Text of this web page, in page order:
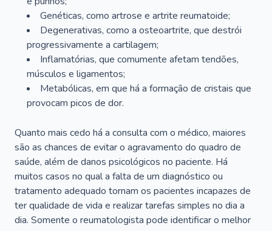
Genéticas, como artrose e artrite reumatoide;
Degenerativas, como a osteoartrite, que destrói
progressivamente a cartilagem;
Inflamatórias, que comumente afetam tendões,
músculos e ligamentos;
Metabólicas, em que há a formação de cristais que
provocam picos de dor.
Quanto mais cedo há a consulta com o médico, maiores
são as chances de evitar o agravamento do quadro de
saúde, além de danos psicológicos no paciente. Há
muitos casos no qual a falta de um diagnóstico ou
tratamento adequado tornam os pacientes incapazes de
ter qualidade de vida e realizar tarefas simples no dia a
dia. Somente o reumatologista pode identificar o melhor